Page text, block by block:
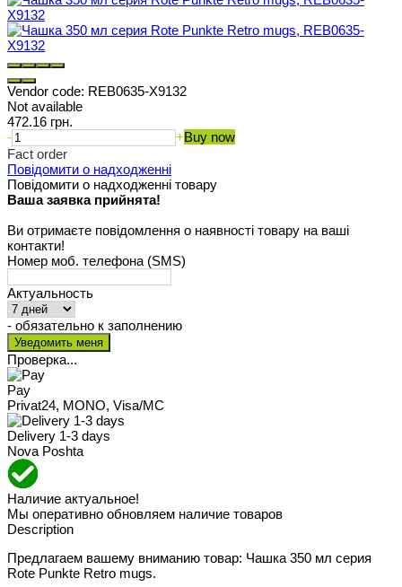
Vendor code: REB0635-X9132
Not available
472.16 грн.
-
+Buy now
Fact order
Повідомити о надходженні
Повідомити о надходженні товару
Ваша заявка прийнята!
Ви отримаєте повідомлення о наявності товару на ваші
контакти!
Номер моб. телефона (SMS)
Актуальность
- обязательно к заполнению
Проверка...
Pay
Privat24, MONO, Visa/MC
Delivery 1-3 days
Nova Poshta
Наличие актуальное!
Мы оперативно обновляем наличие товаров
Description
Предлагаем вашему вниманию товар: Чашка 350 мл серия
Rote Punkte Retro mugs.